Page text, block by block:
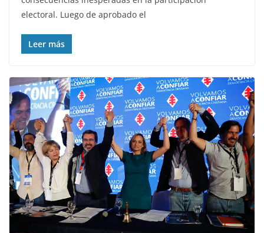
electoral. Luego de aprobado el
Leer más